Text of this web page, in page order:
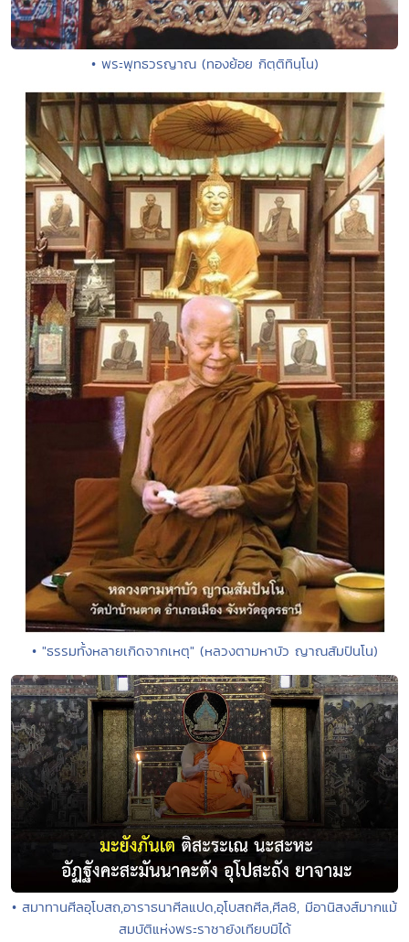
• พระพุทธวรญาณ (ทองย้อย กิตฺติทินฺโน)
• "ธรรมทั้งหลายเกิดจากเหตุ" (หลวงตามหาบัว ญาณสัมปันโน)
• สมาทานศีลอุโบสถ,อาราธนาศีลแปด,อุโบสถศีล,ศีล8, มีอานิสงส์มากแม้
สมบัติแห่งพระราชายังเทียบมิได้